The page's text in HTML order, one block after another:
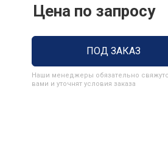
Цена по запросу
ПОД ЗАКАЗ
Наши менеджеры обязательно
вами и уточнят условия заказа